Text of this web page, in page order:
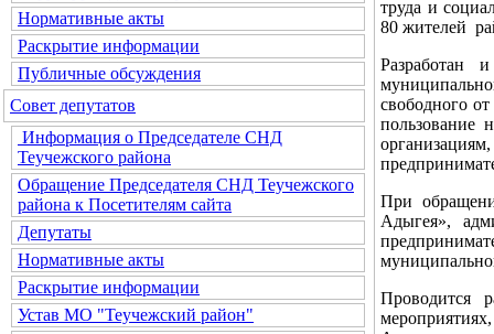
Нормативные акты
Раскрытие информации
Публичные обсуждения
Совет депутатов
Информация о Председателе СНД
Теучежского района
Обращение Председателя СНД Теучежского
района к Посетителям сайта
Депутаты
Нормативные акты
Раскрытие информации
Устав МО "Теучежский район"
труда и
80 жителей
Разработан
свободного
пользование
При
Адыгея»,
Проводится